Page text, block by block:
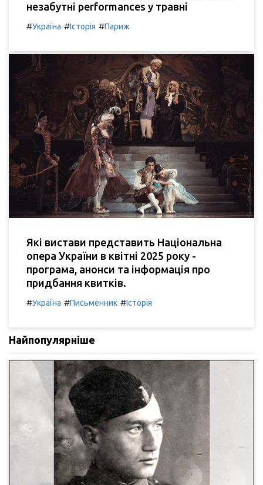
незабутні performances у травні
#Україна #Історія #Париж
Які вистави представить Національна
опера України в квітні 2025 року -
програма, анонси та інформація про
придбання квитків.
#Україна #Письменник #Історія
Найпопулярніше